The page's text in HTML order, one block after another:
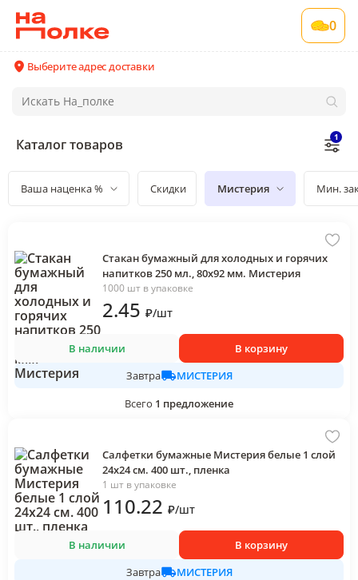
0
Выберите адрес доставки
Каталог товаров 1
Ваша наценка % Скидки Мистерия Мин.
Стакан бумажный для холодных и горячих
напитков 250 мл., 80х92 мм. Мистерия
1000 шт в упаковке
2.45 ₽/шт
В наличии
В корзину
Завтра
МИСТЕРИЯ
Всего 1 предложение
Салфетки бумажные Мистерия белые 1 слой
24х24 см. 400 шт., пленка
1 шт в упаковке
110.22 ₽/шт
В наличии
В корзину
Завтра
МИСТЕРИЯ